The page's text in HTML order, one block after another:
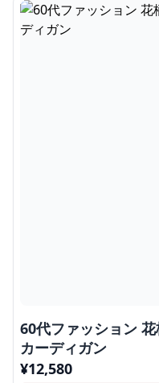
60代ファッション
カーディガン
¥12,580